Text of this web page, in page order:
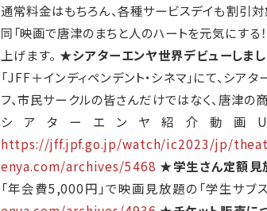
通常料金はもちろん、各種サービスデイも割引
同「映画で唐津のまちと人のハートを元気にする
上げます。 ★シアターエンヤ世界デビューしまし
「JFF＋インディペンデント・シネマ」にて、シ
フ、市民サークルの皆さんだけではなく、唐津
シアターエンヤ紹介動画
https://jff.jpf.go.jp/watch/ic2023/jp/
enya.com/archives/5468 ★学生さん定額見
「年会費5,000円」で映画見放題の「学生サブ